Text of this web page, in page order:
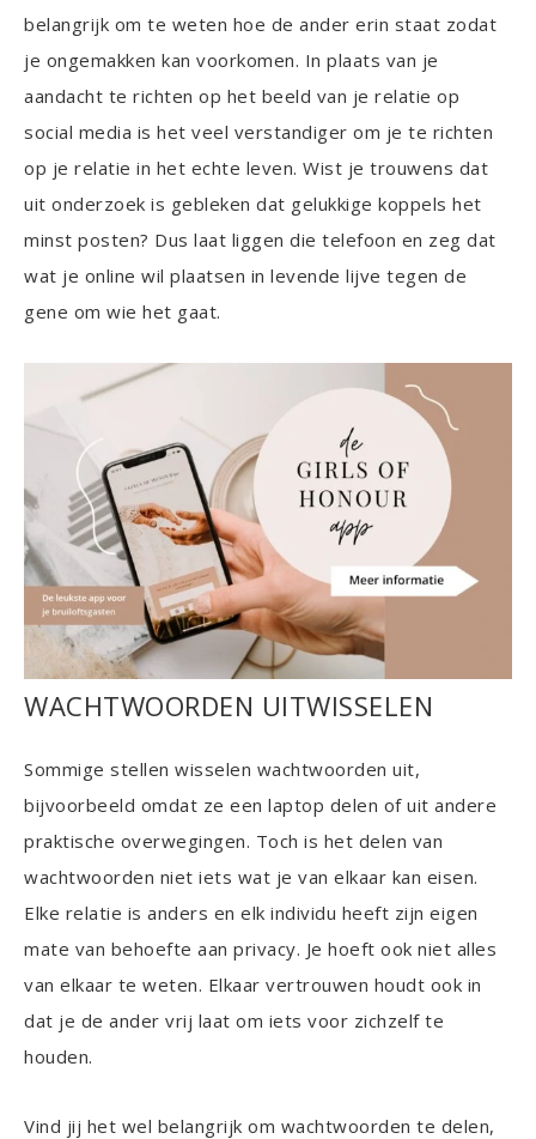
belangrijk om te weten hoe de ander erin staat zodat
je ongemakken kan voorkomen. In plaats van je
aandacht te richten op het beeld van je relatie op
social media is het veel verstandiger om je te richten
op je relatie in het echte leven. Wist je trouwens dat
uit onderzoek is gebleken dat gelukkige koppels het
minst posten? Dus laat liggen die telefoon en zeg dat
wat je online wil plaatsen in levende lijve tegen de
gene om wie het gaat.
WACHTWOORDEN UITWISSELEN
Sommige stellen wisselen wachtwoorden uit,
bijvoorbeeld omdat ze een laptop delen of uit andere
praktische overwegingen. Toch is het delen van
wachtwoorden niet iets wat je van elkaar kan eisen.
Elke relatie is anders en elk individu heeft zijn eigen
mate van behoefte aan privacy. Je hoeft ook niet alles
van elkaar te weten. Elkaar vertrouwen houdt ook in
dat je de ander vrij laat om iets voor zichzelf te
houden.
Vind jij het wel belangrijk om wachtwoorden te delen,